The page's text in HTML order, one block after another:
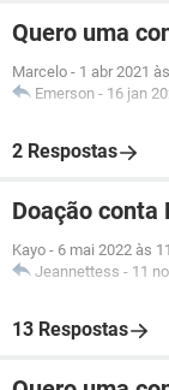
Quero uma
Marcelo - 1 abr 2021
Emerson - 16 jan
2 Respostas
Doação conta
Kayo - 6 mai 2022 às
Jeannettess - 11
13 Respostas